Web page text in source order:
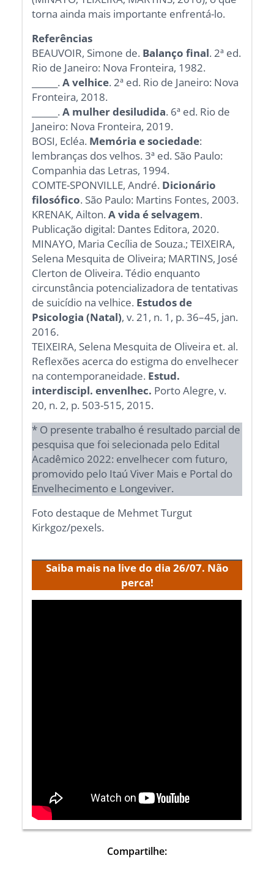
torna ainda mais importante enfrentá-lo.
Referências
BEAUVOIR, Simone de. Balanço final. 2ª ed.
Rio de Janeiro: Nova Fronteira, 1982.
______.A velhice. 2ª ed. Rio de Janeiro: Nova
Fronteira, 2018.
______.A mulher desiludida. 6ª ed. Rio de
Janeiro: Nova Fronteira, 2019.
BOSI, Ecléa. Memória e sociedade:
lembranças dos velhos. 3ª ed. São Paulo:
Companhia das Letras, 1994.
COMTE-SPONVILLE, André. Dicionário
filosófico. São Paulo: Martins Fontes, 2003.
KRENAK, Ailton.A vida é selvagem.
Publicação digital: Dantes Editora, 2020.
MINAYO, Maria Cecília de Souza.; TEIXEIRA,
Selena Mesquita de Oliveira; MARTINS, José
Clerton de Oliveira. Tédio enquanto
circunstância potencializadora de tentativas
de suicídio na velhice. Estudos de
Psicologia (Natal), v. 21, n. 1, p. 36–45, jan.
2016.
TEIXEIRA, Selena Mesquita de Oliveira et. al.
Reflexões acerca do estigma do envelhecer
na contemporaneidade. Estud.
interdiscipl. envenlhec. Porto Alegre, v.
20, n. 2, p. 503-515, 2015.
* O presente trabalho é resultado parcial de
pesquisa que foi selecionada pelo Edital
Acadêmico 2022: envelhecer com futuro,
promovido pelo Itaú Viver Mais e Portal do
Envelhecimento e Longeviver.
Foto destaque de Mehmet Turgut
Kirkgoz/pexels.
Saiba mais na live do dia 26/07. Não
perca!
Compartilhe: